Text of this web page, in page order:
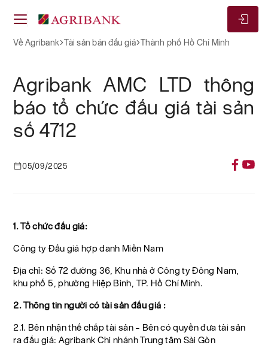
Về Agribank Tài sản bán đấu giá Thành phố Hồ Chí Minh
Agribank AMC LTD thông
báo tổ chức đấu giá tài sản
số 4712
05/09/2025
1. Tổ chức đấu giá:
Công ty Đấu giá hợp danh Miền Nam
Địa chỉ: Số 72 đường 36, Khu nhà ở Công ty Đông Nam,
khu phố 5, phường Hiệp Bình, TP. Hồ Chí Minh.
2. Thông tin người có tài sản đấu giá :
2.1. Bên nhận thế chấp tài sản – Bên có quyền đưa tài sản
ra đấu giá: Agribank Chi nhánh Trung tâm Sài Gòn